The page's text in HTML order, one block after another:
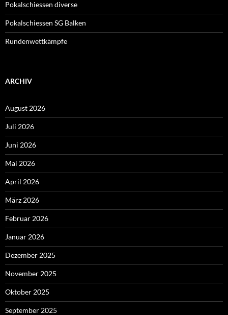
Pokalschiessen diverse
Pokalschiessen SG Balken
Rundenwettkämpfe
ARCHIV
August 2026
Juli 2026
Juni 2026
Mai 2026
April 2026
März 2026
Februar 2026
Januar 2026
Dezember 2025
November 2025
Oktober 2025
September 2025